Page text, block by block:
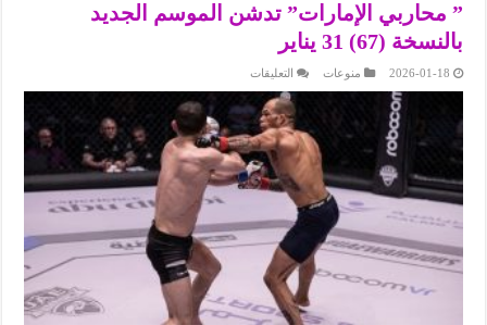
” محاربي الإمارات” تدشن الموسم الجديد
بالنسخة (67) 31 يناير
2026-01-18 منوعات التعليقات
الإمارات”
تدشن
الموسم
الجديد
بالنسخة
(67)
مغلقة